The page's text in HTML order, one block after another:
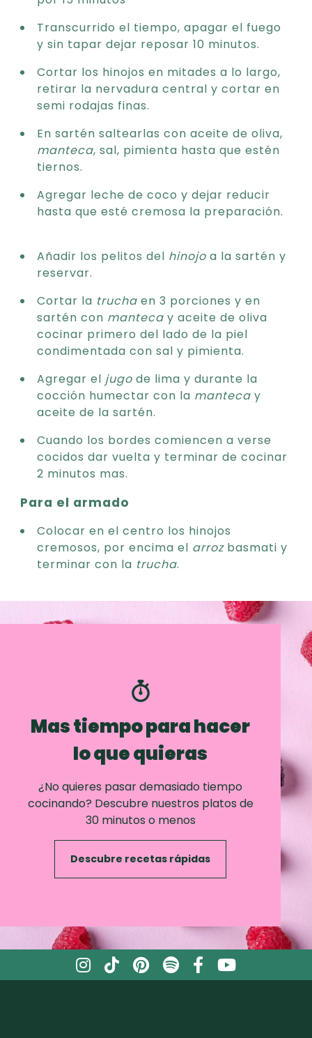
Transcurrido el tiempo, apagar el fuego
y sin tapar dejar reposar 10 minutos.
Cortar los hinojos en mitades a lo largo,
retirar la nervadura central y cortar en
semi rodajas finas.
En sartén saltearlas con aceite de oliva,
manteca, sal, pimienta hasta que estén
tiernos.
Agregar leche de coco y dejar reducir
hasta que esté cremosa la preparación.
Añadir los pelitos del hinojo a la sartén y
reservar.
Cortar la trucha en 3 porciones y en
sartén con manteca y aceite de oliva
cocinar primero del lado de la piel
condimentada con sal y pimienta.
Agregar el jugo de lima y durante la
cocción humectar con la manteca y
aceite de la sartén.
Cuando los bordes comiencen a verse
cocidos dar vuelta y terminar de cocinar
2 minutos mas.
Para el armado
Colocar en el centro los hinojos
cremosos, por encima el arrozbasmati y
terminar con la trucha.
Mas tiempo para hacer
lo que quieras
¿No quieres pasar demasiado tiempo
cocinando? Descubre nuestros platos de
30 minutos o menos
Descubre recetas rápidas